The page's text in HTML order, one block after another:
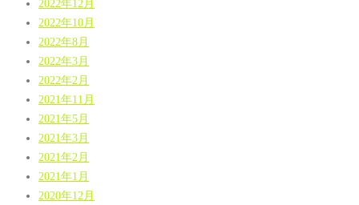
2022年12月
2022年10月
2022年8月
2022年3月
2022年2月
2021年11月
2021年5月
2021年3月
2021年2月
2021年1月
2020年12月